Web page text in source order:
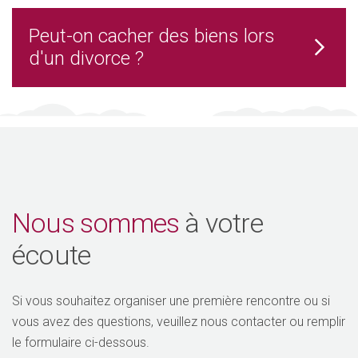
Peut-on cacher des biens lors
d'un divorce ?
Nous sommes à votre
écoute
Si vous souhaitez organiser une première rencontre ou si
vous avez des questions, veuillez nous contacter ou remplir
le formulaire ci-dessous.